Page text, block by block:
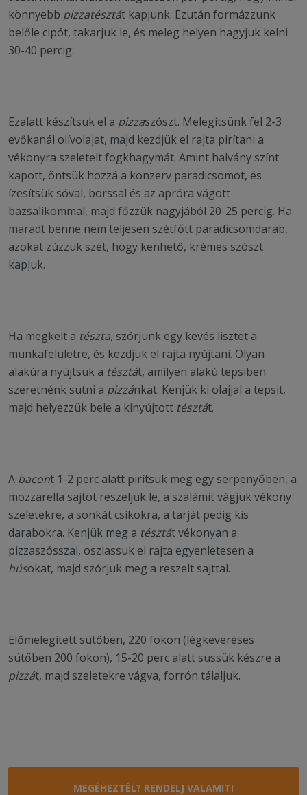
könnyebb pizzatésztát kapjunk. Ezután formázzunk
belőle cipót, takarjuk le, és meleg helyen hagyjuk kelni
30-40 percig.
Ezalatt készítsük el a pizzaszószt. Melegítsünk fel 2-3
evőkanál olívolajat, majd kezdjük el rajta pirítani a
vékonyra szeletelt fogkhagymát. Amint halvány színt
kapott, öntsük hozzá a konzerv paradicsomot, és
ízesítsük sóval, borssal és az apróra vágott
bazsalikommal, majd főzzük nagyjából 20-25 percig. Ha
maradt benne nem teljesen szétfőtt paradicsomdarab,
azokat zúzzuk szét, hogy kenhető, krémes szószt
kapjuk.
Ha megkelt a tészta, szórjunk egy kevés lisztet a
munkafelületre, és kezdjük el rajta nyújtani. Olyan
alakúra nyújtsuk a tésztát, amilyen alakú tepsiben
szeretnénk sütni a pizzánkat. Kenjük ki olajjal a tepsit,
majd helyezzük bele a kinyújtott tésztát.
A bacont 1-2 perc alatt pirítsuk meg egy serpenyőben, a
mozzarella sajtot reszeljük le, a szalámit vágjuk vékony
szeletekre, a sonkát csíkokra, a tarját pedig kis
darabokra. Kenjük meg a tésztát vékonyan a
pizzaszósszal, oszlassuk el rajta egyenletesen a
húsokat, majd szórjuk meg a reszelt sajttal.
Előmelegített sütőben, 220 fokon (légkeveréses
sütőben 200 fokon), 15-20 perc alatt süssük készre a
pizzát, majd szeletekre vágva, forrón tálaljuk.
MEGÉHEZTÉL? RENDELJ VALAMIT!